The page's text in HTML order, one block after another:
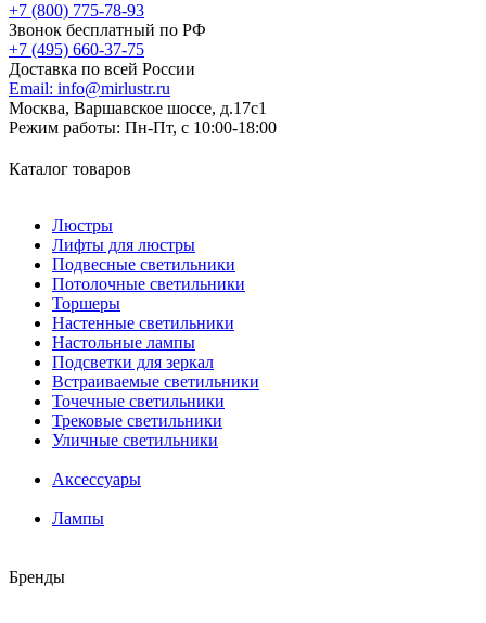
+7 (800) 775-78-93
Звонок бесплатный по РФ
+7 (495) 660-37-75
Доставка по всей России
Email: info@mirlustr.ru
Москва, Варшавское шоссе, д.17c1
Режим работы: Пн-Пт, с 10:00-18:00
Каталог товаров
Люстры
Лифты для люстры
Подвесные светильники
Потолочные светильники
Торшеры
Настенные светильники
Настольные лампы
Подсветки для зеркал
Встраиваемые светильники
Точечные светильники
Трековые светильники
Уличные светильники
Аксессуары
Лампы
Бренды